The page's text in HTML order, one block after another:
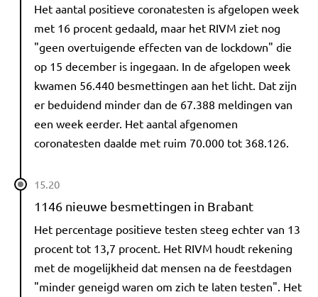
Het aantal positieve coronatesten is afgelopen week
met 16 procent gedaald, maar het RIVM ziet nog
"geen overtuigende effecten van de lockdown" die
op 15 december is ingegaan. In de afgelopen week
kwamen 56.440 besmettingen aan het licht. Dat zijn
er beduidend minder dan de 67.388 meldingen van
een week eerder. Het aantal afgenomen
coronatesten daalde met ruim 70.000 tot 368.126.
15.20
1146 nieuwe besmettingen in Brabant
Het percentage positieve testen steeg echter van 13
procent tot 13,7 procent. Het RIVM houdt rekening
met de mogelijkheid dat mensen na de feestdagen
"minder geneigd waren om zich te laten testen". Het